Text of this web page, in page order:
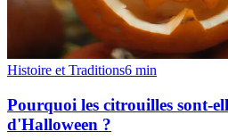
Histoire et Traditions6 min
Pourquoi les citrouilles sont-
d'Halloween ?